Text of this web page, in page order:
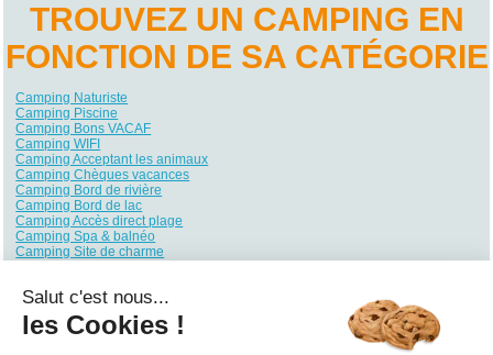
TROUVEZ UN CAMPING EN
FONCTION DE SA CATÉGORIE
Camping Naturiste
Camping Piscine
Camping Bons VACAF
Camping WIFI
Camping Acceptant les animaux
Camping Chèques vacances
Camping Bord de rivière
Camping Bord de lac
Camping Accès direct plage
Camping Spa & balnéo
Camping Site de charme
Camping Ambiance club
Camping Club enfants / Top famille
Camping Parc aquatique / toboggans
Salut c'est nous...
les Cookies !